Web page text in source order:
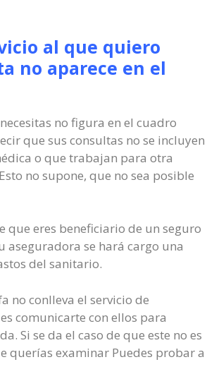
al que quiero
no aparece en el
no figura en el cuadro
que sus consultas no se incluyen
o que trabajan para otra
no supone, que no sea posible
que eres beneficiario de un seguro
aseguradora se hará cargo una
del sanitario.
no conlleva el servicio de
comunicarte con ellos para
Si se da el caso de que este no es
querías examinar Puedes probar a